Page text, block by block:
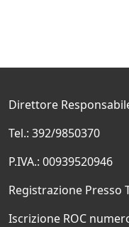
Direttore
Tel.: 392/9850370
P.IVA.: 00939520946
Registrazione Presso
Iscrizione ROC